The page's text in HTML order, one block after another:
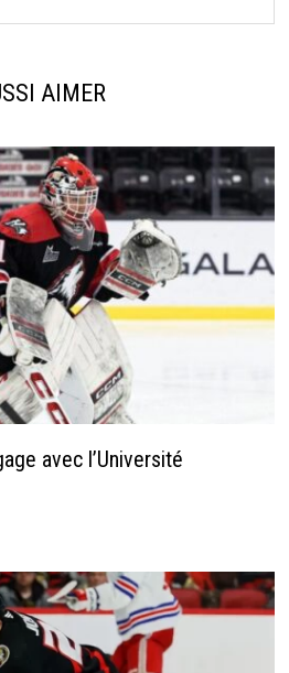
AIMER
avec l’Université